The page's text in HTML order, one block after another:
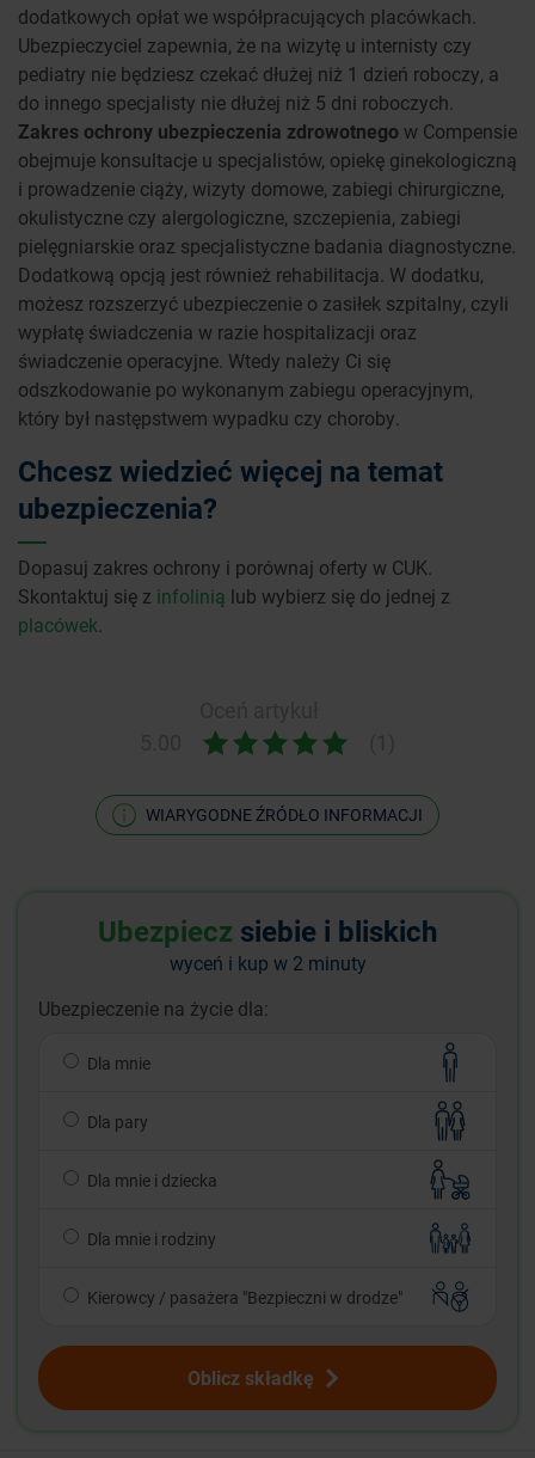
dodatkowych opłat we współpracujących placówkach.
Ubezpieczyciel zapewnia, że na wizytę u internisty czy
pediatry nie będziesz czekać dłużej niż 1 dzień roboczy, a
do innego specjalisty nie dłużej niż 5 dni roboczych.
Zakres ochrony ubezpieczenia zdrowotnegow Compensie
obejmuje konsultacje u specjalistów, opiekę ginekologiczną
i prowadzenie ciąży, wizyty domowe, zabiegi chirurgiczne,
okulistyczne czy alergologiczne, szczepienia, zabiegi
pielęgniarskie oraz specjalistyczne badania diagnostyczne.
Dodatkową opcją jest również rehabilitacja. W dodatku,
możesz rozszerzyć ubezpieczenie o zasiłek szpitalny, czyli
wypłatę świadczenia w razie hospitalizacji oraz
świadczenie operacyjne. Wtedy należy Ci się
odszkodowanie po wykonanym zabiegu operacyjnym,
który był następstwem wypadku czy choroby.
Chcesz wiedzieć więcej na temat
ubezpieczenia?
Dopasuj zakres ochrony i porównaj oferty w CUK.
Skontaktuj się z infolinią lub wybierz się do jednej z
placówek.
WIARYGODNE ŹRÓDŁO INFORMACJI
Ubezpiecz siebie i bliskich
wyceń i kup w 2 minuty
Ubezpieczenie na życie dla:
Dla mnie
Dla pary
Dla mnie i dziecka
Dla mnie i rodziny
Kierowcy / pasażera "Bezpieczni w drodze"
Oblicz składkę